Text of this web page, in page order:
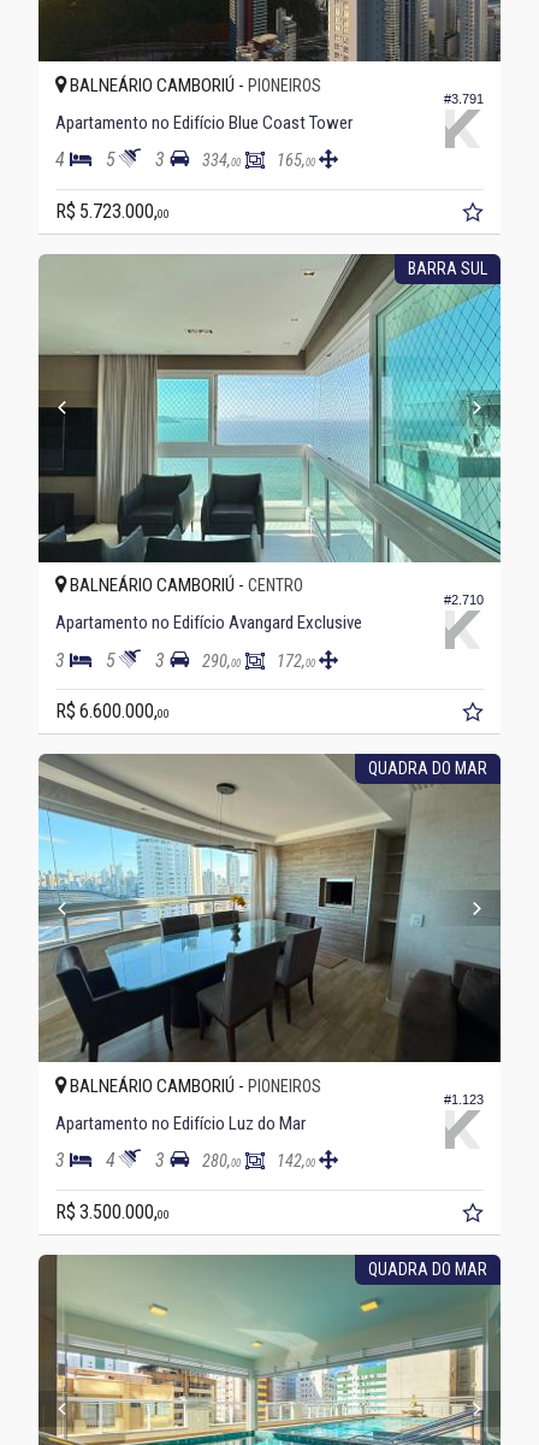
#3.791
BALNEÁRIO CAMBORIÚ - PIONEIROS
Apartamento no Edifício Blue Coast Tower
4 5 3 334,00 165,00
R$ 5.723.000,00
BARRA SUL
#2.710
BALNEÁRIO CAMBORIÚ - CENTRO
Apartamento no Edifício Avangard Exclusive
3 5 3 290,00 172,00
R$ 6.600.000,00
QUADRA DO MAR
#1.123
BALNEÁRIO CAMBORIÚ - PIONEIROS
Apartamento no Edifício Luz do Mar
3 4 3 280,00 142,00
R$ 3.500.000,00
QUADRA DO MAR